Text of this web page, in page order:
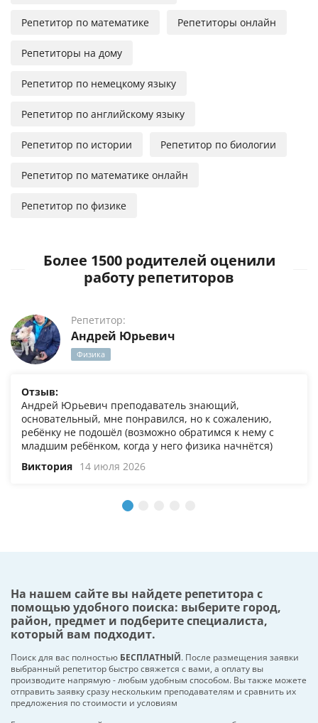
Репетитор по математике Репетиторы онлайн
Репетиторы на дому
Репетитор по немецкому языку
Репетитор по английскому языку
Репетитор по истории Репетитор по биологии
Репетитор по математике онлайн
Репетитор по физике
Более 1500 родителей оценили
работу репетиторов
Репетитор:
Андрей Юрьевич
Физика
Отзыв:
Андрей Юрьевич преподаватель знающий,
основательный, мне понравился, но к сожалению,
ребёнку не подошёл (возможно обратимся к нему с
младшим ребёнком, когда у него физика начнётся)
Виктория 14 июля 2026
На нашем сайте вы найдете репетитора с
помощью удобного поиска: выберите город,
район, предмет и подберите специалиста,
который вам подходит.
Поиск для вас полностью БЕСПЛАТНЫЙ. После размещения заявки
выбранный репетитор быстро свяжется с вами, а оплату вы
производите напрямую - любым удобным способом. Вы также можете
отправить заявку сразу нескольким преподавателям и сравнить их
предложения по стоимости и условиям